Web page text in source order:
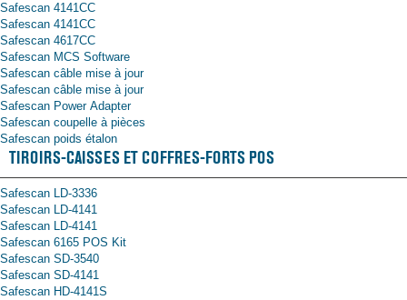
Safescan 4141CC
Safescan 4141CC
Safescan 4617CC
Safescan MCS Software
Safescan câble mise à jour
Safescan câble mise à jour
Safescan Power Adapter
Safescan coupelle à pièces
Safescan poids étalon
TIROIRS-CAISSES ET COFFRES-FORTS POS
Safescan LD-3336
Safescan LD-4141
Safescan LD-4141
Safescan 6165 POS Kit
Safescan SD-3540
Safescan SD-4141
Safescan HD-4141S